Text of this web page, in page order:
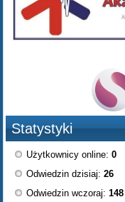
Statystyki
Użytkownicy online:0
Odwiedzin dzisiaj:26
Odwiedzin wczoraj:148